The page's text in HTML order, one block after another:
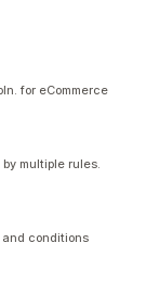
for eCommerce
multiple rules.
conditions